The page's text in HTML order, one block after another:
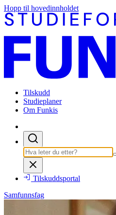
Hopp til hovedinnholdet
Tilskudd
Studieplaner
Om Funkis
Tilskuddsportal
Samfunnsfag